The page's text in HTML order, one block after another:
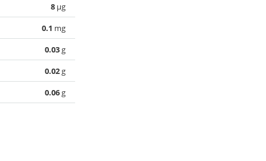
8 µg
0.1 mg
0.03g
0.02g
0.06g